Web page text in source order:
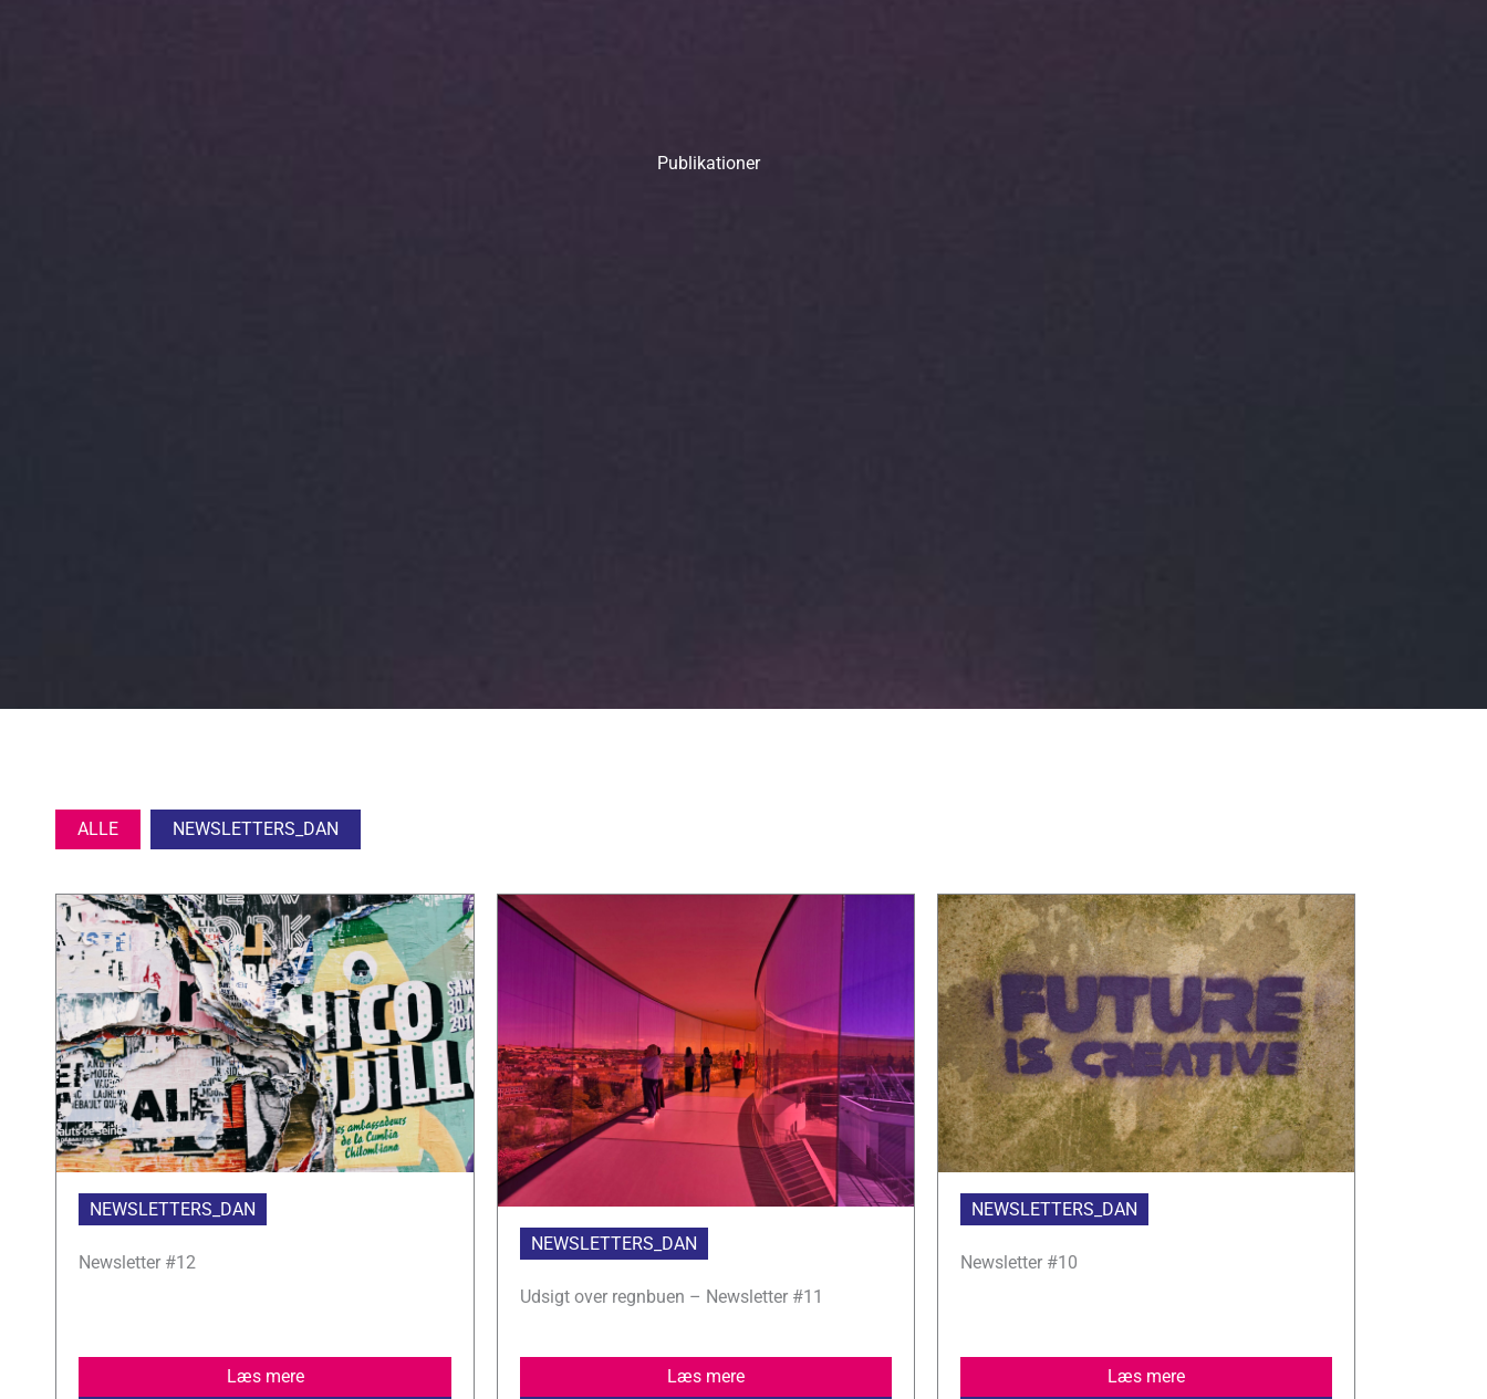
Publikationer
ALLE NEWSLETTERS_DAN
NEWSLETTERS_DAN
Newsletter #12
Læs mere
NEWSLETTERS_DAN
Udsigt over regnbuen – Newsletter #11
Læs mere
NEWSLETTERS_DAN
Newsletter #10
Læs mere